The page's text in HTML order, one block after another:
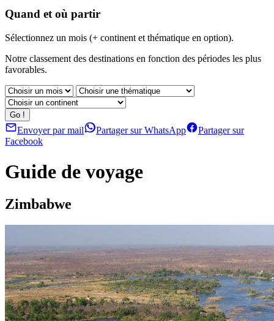
Quand et où partir
Sélectionnez un mois (+ continent et thématique en option).
Notre classement des destinations en fonction des périodes les plus
favorables.
Envoyer par mail Partager sur WhatsApp
Partager sur
Facebook
Guide de voyage
Zimbabwe